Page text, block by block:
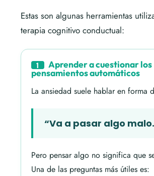
Estas son algunas herramientas
terapia cognitivo conductual:
1 Aprender a cuestionar los
pensamientos automáticos
La ansiedad suele hablar en forma
“Va a pasar algo
Pero pensar algo no significa que
Una de las preguntas más útiles es: